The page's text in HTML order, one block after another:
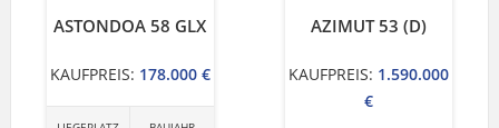
ASTONDOA 58 GLX
KAUFPREIS: 178.000 €
AZIMUT 53 (D)
KAUFPREIS: 1.590.000
€